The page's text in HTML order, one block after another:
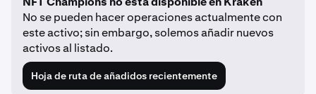
No se pueden hacer operaciones actualmente con
este activo; sin embargo, solemos añadir nuevos
activos al listado.
Hoja de ruta de añadidos recientemente